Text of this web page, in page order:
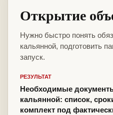
Открытие
Нужно быстро понять
кальянной, подготовить
запуск.
РЕЗУЛЬТАТ
Необходимые
кальянной: список,
комплект под